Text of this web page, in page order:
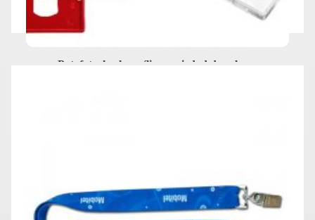
Potafotocheck acrílico variedad de colores